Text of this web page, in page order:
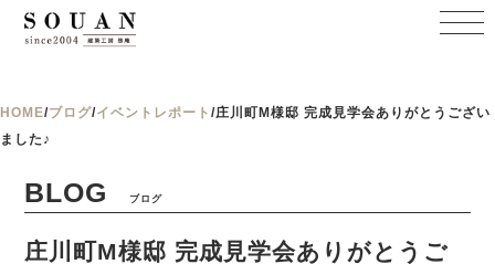
HOME/ブログ/イベントレポート /庄川町M様邸 完成見学会ありがとうござい
ました♪
BLOG ブログ
庄川町M様邸 完成見学会ありがとうご